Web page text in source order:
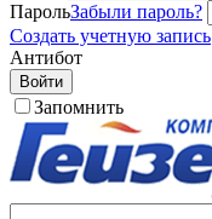
ПарольЗабыли пароль?
Создать учетную запись
Антибот
Войти
Запомнить